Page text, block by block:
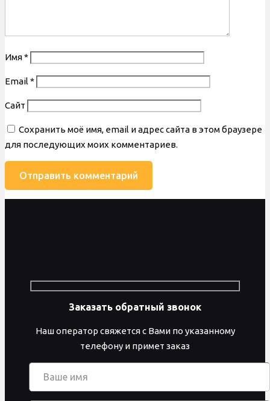
Имя*
Email *
Сайт
Сохранить моё имя, email и адрес сайта в этом браузере
для последующих моих комментариев.
Заказать обратный звонок
Наш оператор свяжется с Вами по указанному
телефону и примет заказ